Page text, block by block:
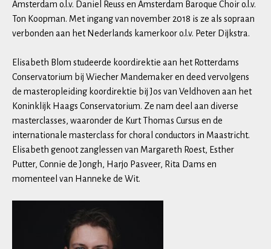
Amsterdam o.l.v. Daniel Reuss en Amsterdam Baroque Choir o.l.v.
Ton Koopman. Met ingang van november 2018 is ze als sopraan
verbonden aan het Nederlands kamerkoor o.l.v. Peter Dijkstra.
Elisabeth Blom studeerde koordirektie aan het Rotterdams
Conservatorium bij Wiecher Mandemaker en deed vervolgens
de masteropleiding koordirektie bij Jos van Veldhoven aan het
Koninklijk Haags Conservatorium. Ze nam deel aan diverse
masterclasses, waaronder de Kurt Thomas Cursus en de
internationale masterclass for choral conductors in Maastricht.
Elisabeth genoot zanglessen van Margareth Roest, Esther
Putter, Connie de Jongh, Harjo Pasveer, Rita Dams en
momenteel van Hanneke de Wit.